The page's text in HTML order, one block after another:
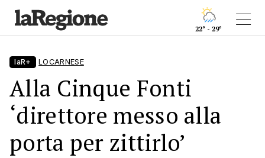
22° - 29°
laR+ LOCARNESE
Alla Cinque Fonti
‘direttore messo alla
porta per zittirlo’